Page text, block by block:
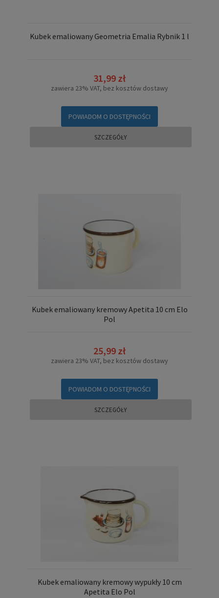
Kubek emaliowany Geometria Emalia Rybnik 1 l
31,99 zł
zawiera 23% VAT, bez kosztów dostawy
POWIADOM O DOSTĘPNOŚCI
SZCZEGÓŁY
Kubek emaliowany kremowy Apetita 10 cm Elo
Pol
25,99 zł
zawiera 23% VAT, bez kosztów dostawy
POWIADOM O DOSTĘPNOŚCI
SZCZEGÓŁY
Kubek emaliowany kremowy wypukły 10 cm
Apetita Elo Pol